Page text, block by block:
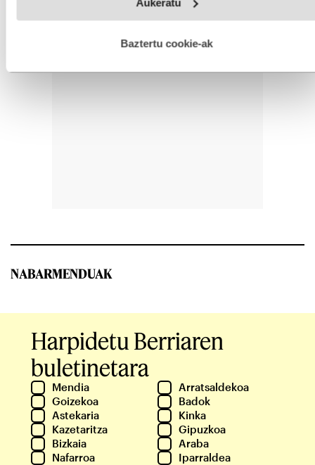
fitxategiak erabiltzen ditu. Zure esperientzia eta zerbitzuak
esplizitua ematen diguzu.Gehiago irakurri
Baztertu cookie-ak
NABARMENDUAK
Harpidetu Berriaren
buletinetara
Mendia
Arratsaldekoa
Goizekoa
Badok
Astekaria
Kinka
Kazetaritza
Gipuzkoa
Bizkaia
Araba
Nafarroa
Iparraldea